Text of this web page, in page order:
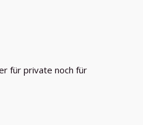
für private noch für